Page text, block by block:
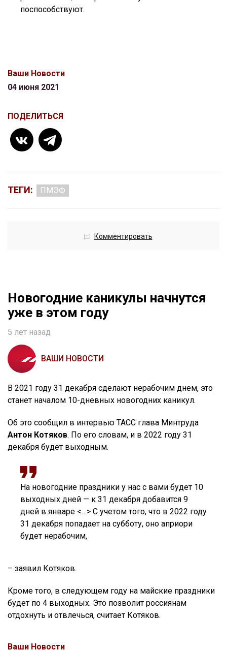
поспособствуют.
Ваши Новости
04 июня 2021
ПОДЕЛИТЬСЯ
ТЕГИ: ПМЭФ
Комментировать
Новогодние каникулы начнутся
уже в этом году
5 лет назад
ВАШИ НОВОСТИ
В 2021 году 31 декабря сделают нерабочим днем, это
станет началом 10-дневных новогодних каникул.
Об это сообщил в интервью ТАСС глава Минтруда
Антон Котяков. По его словам, и в 2022 году 31
декабря будет выходным.
На новогодние праздники у нас с вами будет 10
выходных дней — к 31 декабря добавится 9
дней в январе <…> С учетом того, что в 2022 году
31 декабря попадает на субботу, оно априори
будет нерабочим,
– заявил Котяков.
Кроме того, в следующем году на майские праздники
будет по 4 выходных. Это позволит россиянам
отдохнуть и отвлечься, считает Котяков.
Ваши Новости